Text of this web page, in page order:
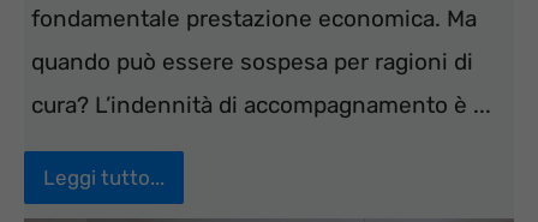
fondamentale prestazione economica. Ma
quando può essere sospesa per ragioni di
cura? L’indennità di accompagnamento è ...
Leggi tutto...